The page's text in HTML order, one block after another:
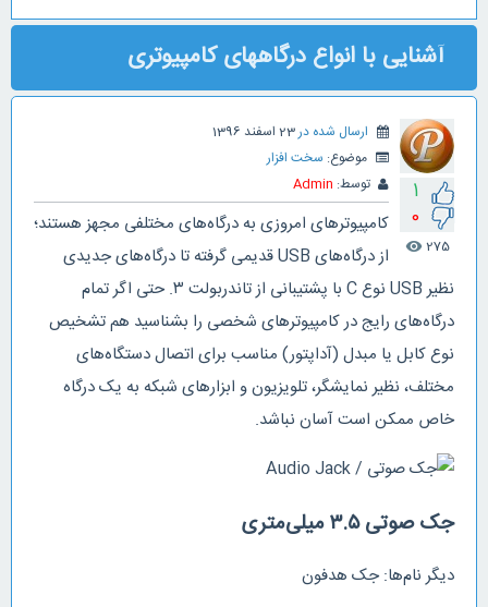
آشنایی با انواع درگاههای کامپیوتری
1
0
275
visibility
ارسال شده در23 اسفند 1396
موضوع: سخت افزار
توسط: Admin
کامپیوترهای امروزی به درگاه‌های مختلفی مجهز هستند؛
از درگاه‌های USB قدیمی گرفته تا درگاه‌های جدیدی
نظیر USB نوع C با پشتیبانی از تاندربولت ۳. حتی اگر تمام
درگاه‌های رایج در کامپیوترهای شخصی را بشناسید هم تشخیص
نوع کابل یا مبدل‌ (آداپتور) مناسب برای اتصال دستگاه‌های
مختلف، نظیر نمایشگر، تلویزیون و ابزارهای شبکه به یک درگاه
خاص ممکن است آسان نباشد.
جک صوتی ۳.۵ میلی‌متری
دیگر نام‌ها: جک هدفون